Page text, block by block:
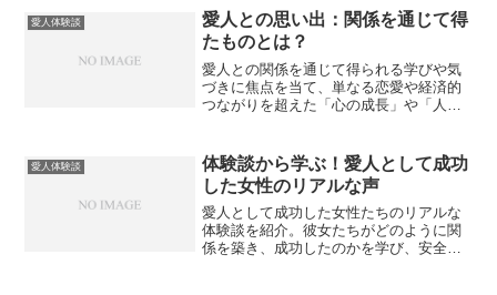
愛人体験談
愛人との思い出：関係を通じて得
たものとは？
愛人との関係を通じて得られる学びや気
づきに焦点を当て、単なる恋愛や経済的
つながりを超えた「心の成長」や「人間
す。
愛人体験談
体験談から学ぶ！愛人として成功
した女性のリアルな声
愛人として成功した女性たちのリアルな
体験談を紹介。彼女たちがどのように関
係を築き、成功したのかを学び、安全で